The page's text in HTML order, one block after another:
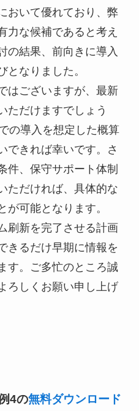
おいて優れており、弊
力な候補であると考え
の結果、前向きに導入
となりました。
はございますが、最新
ただけますでしょう
の導入を想定した概算
できれば幸いです。さ
件、保守サポート体制
ただければ、具体的な
が可能となります。
刷新を完了させる計画
きるだけ早期に情報を
す。ご多忙のところ誠
ろしくお願い申し上げ
4の無料ダウンロード